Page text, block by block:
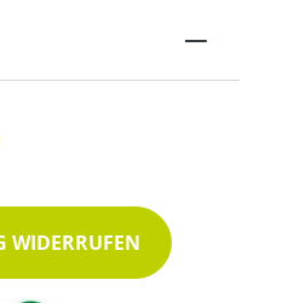
WIDERRUFEN